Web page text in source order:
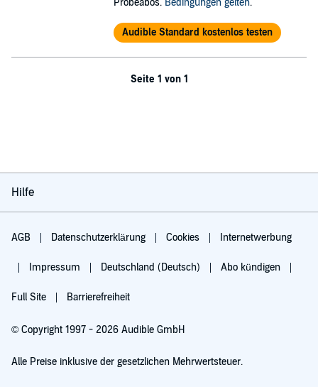
Probeabos. Bedingungen gelten.
Audible Standard kostenlos testen
Seite 1 von 1
Hilfe
AGB Datenschutzerklärung Cookies Internetwerbung
Impressum Deutschland (Deutsch) Abo kündigen
Full Site Barrierefreiheit
© Copyright 1997 - 2026 Audible GmbH
Alle Preise inklusive der gesetzlichen Mehrwertsteuer.